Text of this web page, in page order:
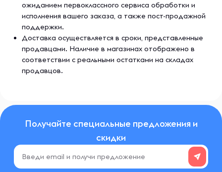
ожиданием первоклассного сервиса обработки и
исполнения вашего заказа, а также пост-продажной
поддержки.
Доставка осуществляется в сроки, представленные
продавцами. Наличие в магазинах отображено в
соответствии с реальными остатками на складах
продавцов.
Получайте специальные предложения и
скидки